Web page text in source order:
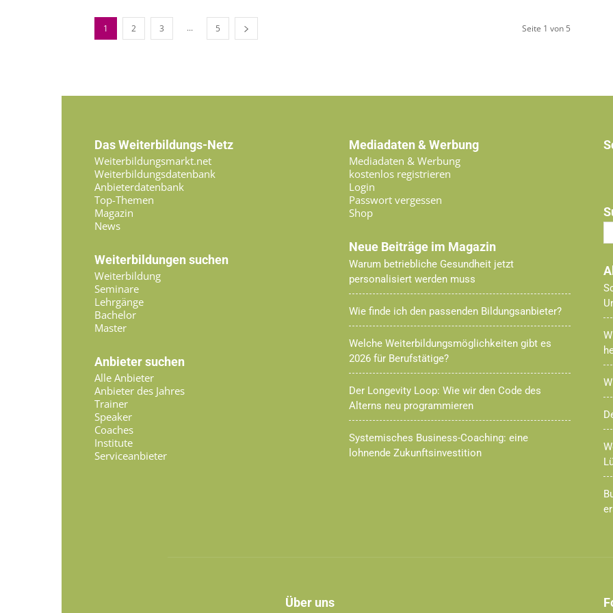
1 2 3 ... 5 Seite 1 von 5
Das Weiterbildungs-Netz
Weiterbildungsmarkt.net
Weiterbildungsdatenbank
Anbieterdatenbank
Top-Themen
Magazin
News
Weiterbildungen suchen
Weiterbildung
Seminare
Lehrgänge
Bachelor
Master
Anbieter suchen
Alle Anbieter
Anbieter des Jahres
Trainer
Speaker
Coaches
Institute
Serviceanbieter
Mediadaten & Werbung
Mediadaten & Werbung
kostenlos registrieren
Login
Passwort vergessen
Shop
Neue Beiträge im Magazin
Warum betriebliche Gesundheit jetzt
personalisiert werden muss
Wie finde ich den passenden Bildungsanbieter?
Welche Weiterbildungsmöglichkeiten gibt es
2026 für Berufstätige?
Der Longevity Loop: Wie wir den Code des
Alterns neu programmieren
Systemisches Business-Coaching: eine
lohnende Zukunftsinvestition
Über uns